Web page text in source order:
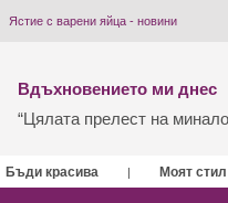
Ястие с варени яйца - новини
Вдъхновението ми днес
“Цялата прелест на
Бъди красива | Моят стил